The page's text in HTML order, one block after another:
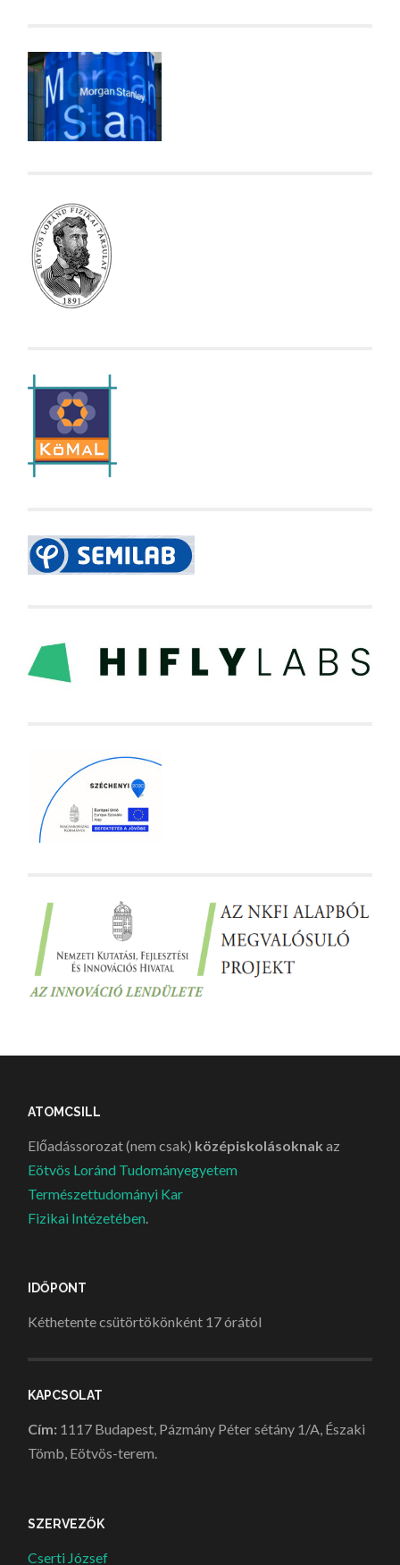
ATOMCSILL
Előadássorozat (nem csak) középiskolásoknak az
Eötvös Loránd Tudományegyetem
Természettudományi Kar
Fizikai Intézetében
IDŐPONT
Kéthetente csütörtökönként 17 órától
KAPCSOLAT
Cím: 1117 Budapest, Pázmány Péter sétány 1/A, Északi
Tömb, Eötvös-terem.
SZERVEZŐK
Cserti József